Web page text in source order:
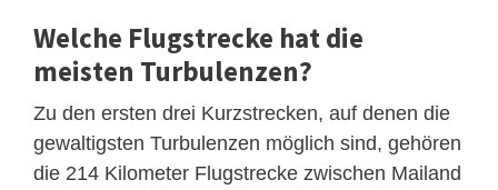
Welche Flugstrecke hat die
meisten Turbulenzen?
Zu den ersten drei Kurzstrecken, auf denen die
gewaltigsten Turbulenzen möglich sind, gehören
die 214 Kilometer Flugstrecke zwischen Mailand